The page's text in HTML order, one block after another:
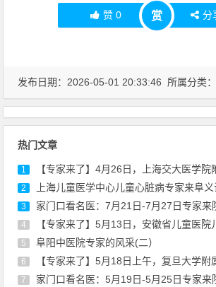
赞 0 赏 分
发布日期：2026-05-01 20:33:46 所属分类
热门文章
1 【专家来了】4月26日，上海交大医学院附属仁济医院胃肠
2 上海儿童医学中心儿童心脏病专家来阜义
3 家门口看名医：7月21日-7月27日专家来院坐
4 【专家来了】5月13日，安徽省儿童医院儿童心理科朱
5 阜阳中医院专家的风采(二）
6 【专家来了】5月18日上午，复旦大学附属妇产科医院宫颈疾
7 家门口看名医：5月19日-5月25日专家来院坐